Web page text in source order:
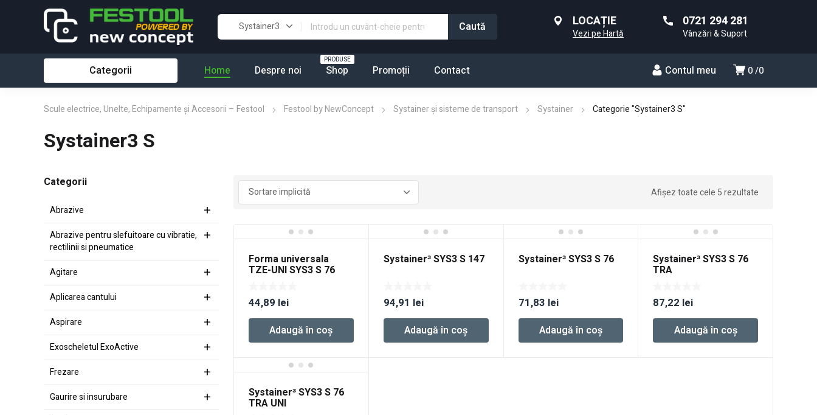
LOCAȚIE
Vezi pe Hartă
0721 294 281
Vânzări & Suport
0 0
Contul meu
Categorii Home Despre noi Shop
PRODUSE
Promoții Contact
Scule electrice, Unelte, Echipamente și Accesorii – Festool Festool by NewConcept Systainer şi sisteme de transport Systainer Categorie "Systainer3 S"
Systainer3 S
Categorii
Abrazive
Abrazive pentru slefuitoare cu vibratie,
rectilinii si pneumatice
Agitare
Aplicarea cantului
Aspirare
Exoscheletul ExoActive
Frezare
Gaurire si insurubare
Afișez toate cele 5 rezultate
Forma universala
TZE-UNI SYS3 S 76
44,89 lei
Adaugă în coș
Systainer³ SYS3 S 147
94,91 lei
Adaugă în coș
Systainer³ SYS3 S 76
71,83 lei
Adaugă în coș
Systainer³ SYS3 S 76
TRA
87,22 lei
Adaugă în coș
Systainer³ SYS3 S 76
TRA UNI